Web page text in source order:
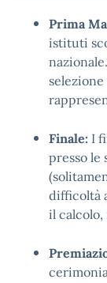
Prima
istituti
Finale: I
presso le
difficoltà
il calcolo,